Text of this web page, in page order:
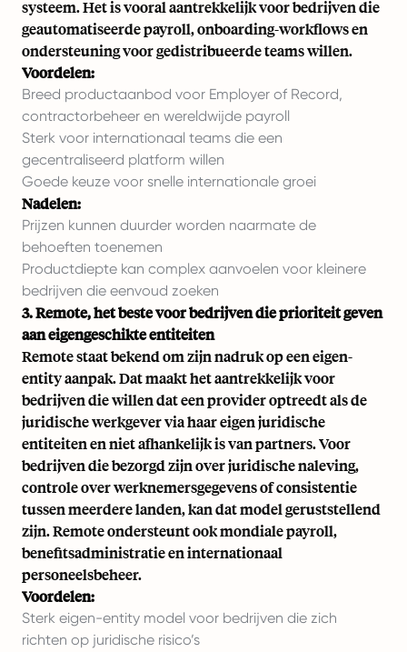
systeem. Het is vooral aantrekkelijk voor bedrijven die
geautomatiseerde payroll, onboarding-workflows en
ondersteuning voor gedistribueerde teams willen.
Voordelen:
Breed productaanbod voor Employer of Record,
contractorbeheer en wereldwijde payroll
Sterk voor internationaal teams die een
gecentraliseerd platform willen
Goede keuze voor snelle internationale groei
Nadelen:
Prijzen kunnen duurder worden naarmate de
behoeften toenemen
Productdiepte kan complex aanvoelen voor kleinere
bedrijven die eenvoud zoeken
3. Remote, het beste voor bedrijven die prioriteit geven
aan eigengeschikte entiteiten
Remote staat bekend om zijn nadruk op een eigen-
entity aanpak. Dat maakt het aantrekkelijk voor
bedrijven die willen dat een provider optreedt als de
juridische werkgever via haar eigen juridische
entiteiten en niet afhankelijk is van partners. Voor
bedrijven die bezorgd zijn over juridische naleving,
controle over werknemersgegevens of consistentie
tussen meerdere landen, kan dat model geruststellend
zijn. Remote ondersteunt ook mondiale payroll,
benefitsadministratie en internationaal
personeelsbeheer.
Voordelen:
Sterk eigen-entity model voor bedrijven die zich
richten op juridische risico’s